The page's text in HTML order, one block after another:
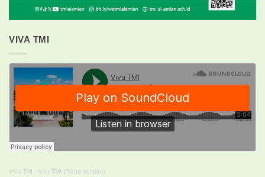
VIVA TMI
Viva TMI · Viva TMI (Piano Version)